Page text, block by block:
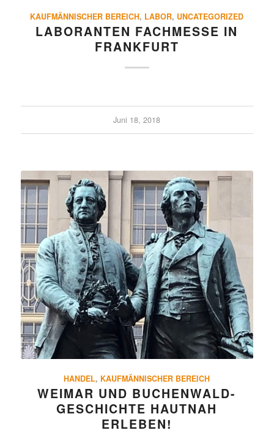
KAUFMÄNNISCHER BEREICH, LABOR, UNCATEGORIZED
LABO­RANTEN FACH­MESSE IN
FRANKFURT
Juni 18, 2018
HANDEL, KAUFMÄNNISCHER BEREICH
WEIMAR UND BUCHEN­WALD-
GESCHICHTE HAUTNAH
ERLEBEN!